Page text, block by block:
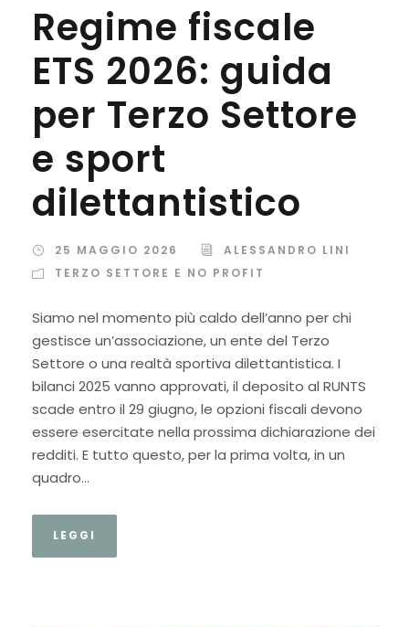
Regime fiscale
ETS 2026: guida
per Terzo Settore
e sport
dilettantistico
25 MAGGIO 2026
ALESSANDRO LINI
TERZO SETTORE E NO PROFIT
Siamo nel momento più caldo dell’anno per chi
gestisce un’associazione, un ente del Terzo
Settore o una realtà sportiva dilettantistica. I
bilanci 2025 vanno approvati, il deposito al RUNTS
scade entro il 29 giugno, le opzioni fiscali devono
essere esercitate nella prossima dichiarazione dei
redditi. E tutto questo, per la prima volta, in un
quadro...
LEGGI